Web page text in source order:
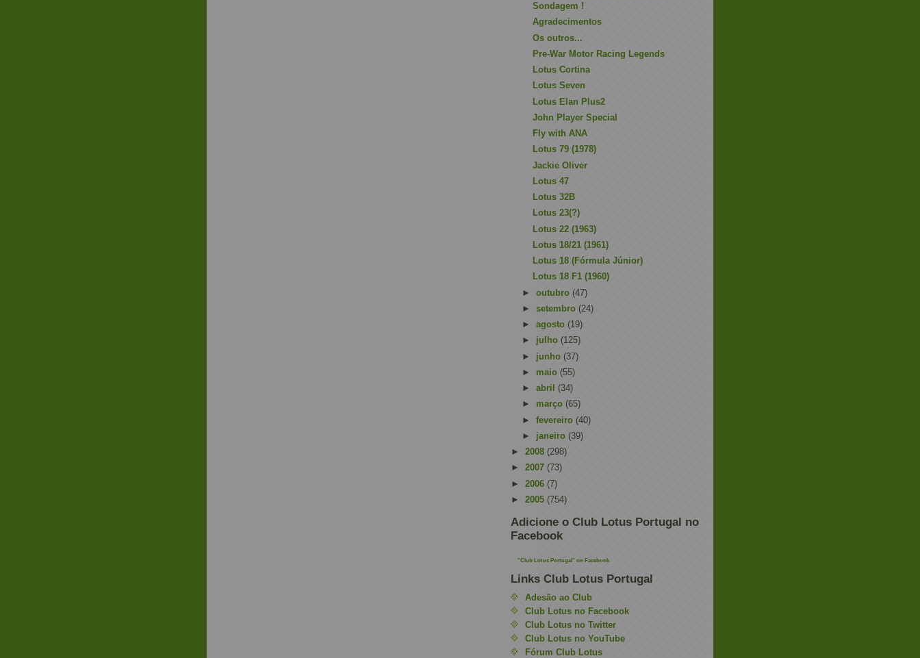
Sondagem !
Agradecimentos
Os outros...
Pre-War Motor Racing Legends
Lotus Cortina
Lotus Seven
Lotus Elan Plus2
John Player Special
Fly with ANA
Lotus 79 (1978)
Jackie Oliver
Lotus 47
Lotus 32B
Lotus 23(?)
Lotus 22 (1963)
Lotus 18/21 (1961)
Lotus 18 (Fórmula Júnior)
Lotus 18 F1 (1960)
► outubro (47)
► setembro (24)
► agosto (19)
► julho (125)
► junho (37)
► maio (55)
► abril (34)
► março (65)
► fevereiro (40)
► janeiro (39)
► 2008 (298)
► 2007 (73)
► 2006 (7)
► 2005 (754)
Adicione o Club Lotus Portugal no
Facebook
"Club Lotus Portugal" on Facebook
Links Club Lotus Portugal
Adesão ao Club
Club Lotus no Facebook
Club Lotus no Twitter
Club Lotus no YouTube
Fórum Club Lotus